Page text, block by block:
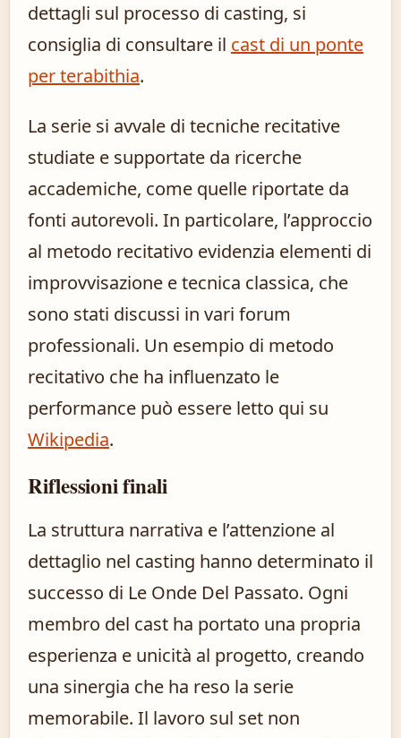
dettagli sul processo di casting, si
consiglia di consultare il cast di un ponte
per terabithia.
La serie si avvale di tecniche recitative
studiate e supportate da ricerche
accademiche, come quelle riportate da
fonti autorevoli. In particolare, l’approccio
al metodo recitativo evidenzia elementi di
improvvisazione e tecnica classica, che
sono stati discussi in vari forum
professionali. Un esempio di metodo
recitativo che ha influenzato le
performance può essere letto qui su
Wikipedia.
Riflessioni finali
La struttura narrativa e l’attenzione al
dettaglio nel casting hanno determinato il
successo di Le Onde Del Passato. Ogni
membro del cast ha portato una propria
esperienza e unicità al progetto, creando
una sinergia che ha reso la serie
memorabile. Il lavoro sul set non